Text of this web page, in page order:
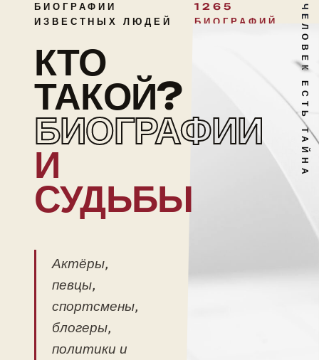
БИОГРАФИИ
ИЗВЕСТНЫХ ЛЮДЕЙ
1265
БИОГРАФИЙ
КТО
ТАКОЙ?
БИОГРАФИИ
И
СУДЬБЫ
Актёры,
певцы,
спортсмены,
блогеры,
политики и
ЧЕЛОВЕК ЕСТЬ ТАЙНА